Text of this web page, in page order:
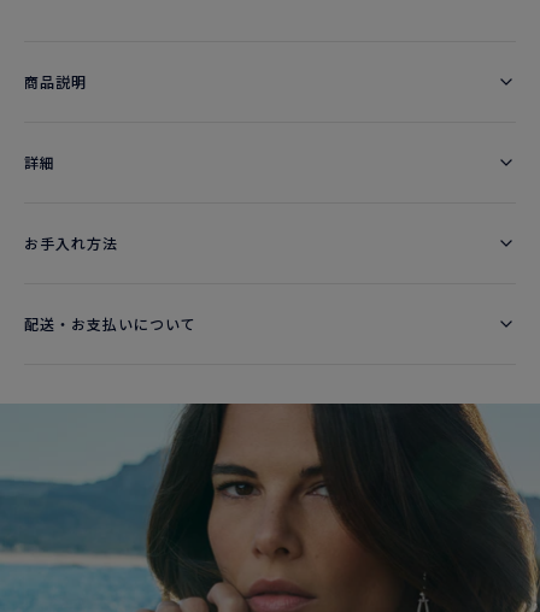
商品説明
詳細​
お手入れ方法
配送・お支払いについて